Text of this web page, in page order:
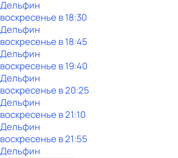
Дельфин
воскресенье в18:30
Дельфин
воскресенье в18:45
Дельфин
воскресенье в19:40
Дельфин
воскресенье в20:25
Дельфин
воскресенье в21:10
Дельфин
воскресенье в21:55
Дельфин